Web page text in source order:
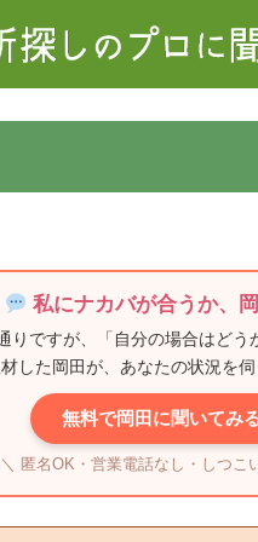
私にナカバが合うか、
りですが、「自分の場合はどう
した岡田が、あなたの状況を伺
無料で岡田に聞いてみ
＼ 匿名OK・営業電話なし・しつこ